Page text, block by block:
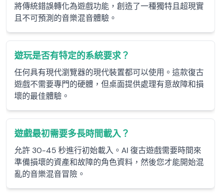
將傳統錯誤轉化為遊戲功能，創造了一種獨特且超現實
且不可預測的音樂混音體驗。
遊玩是否有特定的系統要求？
任何具有現代瀏覽器的現代裝置都可以使用。這款復古
遊戲不需要專門的硬體，但桌面提供處理有意故障和損
壞的最佳體驗。
遊戲最初需要多長時間載入？
允許 30-45 秒進行初始載入。AI 復古遊戲需要時間來
準備損壞的資產和故障的角色資料，然後您才能開始混
亂的音樂混音冒險。